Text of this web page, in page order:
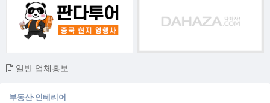
일반 업체홍보
부동산·인테리어